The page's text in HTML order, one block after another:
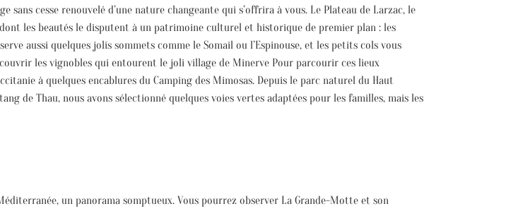
cesse renouvelé d’une nature changeante qui s’offrira à vous. Le Plateau de Larzac, le
les beautés le disputent à un patrimoine culturel et historique de premier plan : les
aussi quelques jolis sommets comme le Somail ou l’Espinouse, et les petits cols vous
les vignobles qui entourent le joli village de Minerve Pour parcourir ces lieux
à quelques encablures du Camping des Mimosas. Depuis le parc naturel du Haut
de Thau, nous avons sélectionné quelques voies vertes adaptées pour les familles, mais les
un panorama somptueux. Vous pourrez observer La Grande-Motte et son